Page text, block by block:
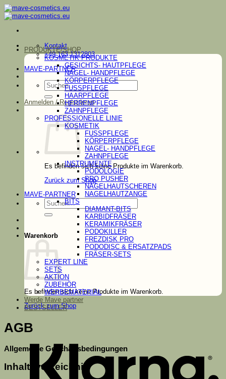
Zum
Inhalt
springen
Kontakt
+49 163 1312803
MAVE-PARTNER
Suchen
nach:
Anmelden / Registrieren
Es befinden sich keine Produkte im Warenkorb.
Zurück zum Shop
MAVE-PARTNER
Suchen
nach:
Warenkorb
Es befinden sich keine Produkte im Warenkorb.
Zurück zum Shop
PRODUKTE/SHOP
KOSMETIK PRODUKTE
GESICHTS- HAUTPFLEGE
NAGEL- HANDPFLEGE
KÖRPERPFLEGE
FUSSPFLEGE
HAARPFLEGE
HERRENPFLEGE
ZAHNPFLEGE
PROFESSIONELLE LINIE
KOSMETIK
FUSSPFLEGE
KÖRPERPFLEGE
NAGEL- HANDPFLEGE
ZAHNPFLEGE
INSTRUMENTE
PODOLOGIE
PRO PUSHER
NAGELHAUTSCHEREN
NAGELHAUTZANGE
BITS
DIAMANT-BITS
KARBIDFRÄSER
KERAMIKFRÄSER
PODOKILLER
FREZDISK PRO
PODODISC & ERSATZPADS
FRÄSER-SETS
EXPERT LINE
SETS
AKTION
ZUBEHÖR
WERBEMATERIAL
Werde Mave partner
BESTSELLER
AGB
Allgemeine Geschäftsbedingungen
Inhaltsverzeichnis